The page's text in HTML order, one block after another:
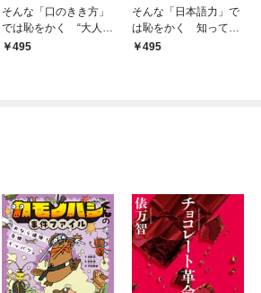
そんな「口のきき方」
では恥をかく “大人の
会話”ができる社会人に
495
そんな「日本語力」で
は恥をかく 知ってる
つもりが、ああ大間違
495